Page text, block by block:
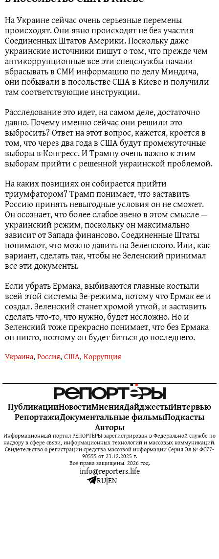
На Украине сейчас очень серьезные перемены
происходят. Они явно происходят не без участия
Соединенных Штатов Америки. Поскольку даже
украинские источники пишут о том, что прежде чем
антикоррупционные все эти спецслужбы начали
вбрасывать в СМИ информацию по делу Миндича,
они побывали в посольстве США в Киеве и получили
там соответствующие инструкции.
Расследование это идет, на самом деле, достаточно
давно. Почему именно сейчас они решили это
выбросить? Ответ на этот вопрос, кажется, кроется в
том, что через два года в США будут промежуточные
выборы в Конгресс. И Трампу очень важно к этим
выборам прийти с решенной украинской проблемой.
На каких позициях он собирается прийти
триумфатором? Трамп понимает, что заставить
Россию принять невыгодные условия он не сможет.
Он осознает, что более слабое звено в этом смысле —
украинский режим, поскольку он максимально
зависит от Запада финансово. Соединенные Штаты
понимают, что можно давить на Зеленского. Или, как
вариант, сделать так, чтобы не Зеленский принимал
все эти документы.
Если убрать Ермака, выбиваются главные костыли
всей этой системы Зе-режима, потому что Ермак ее и
создал. Зеленский станет хромой уткой, и заставить
сделать что-то, что нужно, будет несложно. Но и
Зеленский тоже прекрасно понимает, что без Ермака
он никто, поэтому он будет биться до последнего.
Украина, Россия, США, Коррупция
ПубликацииНовостиМненияДайджестыИнтервью
РепортажиДокументальные фильмыПодкасты
Авторы
Информационный портал РЕПОРТЁРЫ зарегистрирован в Федеральной службе по
надзору в сфере связи, информационных технологий и массовых коммуникаций.
Свидетельство о регистрации средства массовой информации Серия Эл № ФС77-
90555 от 23.12.2025 г.
Все права защищены. 2026 год.
info@reporters.life
RU|EN